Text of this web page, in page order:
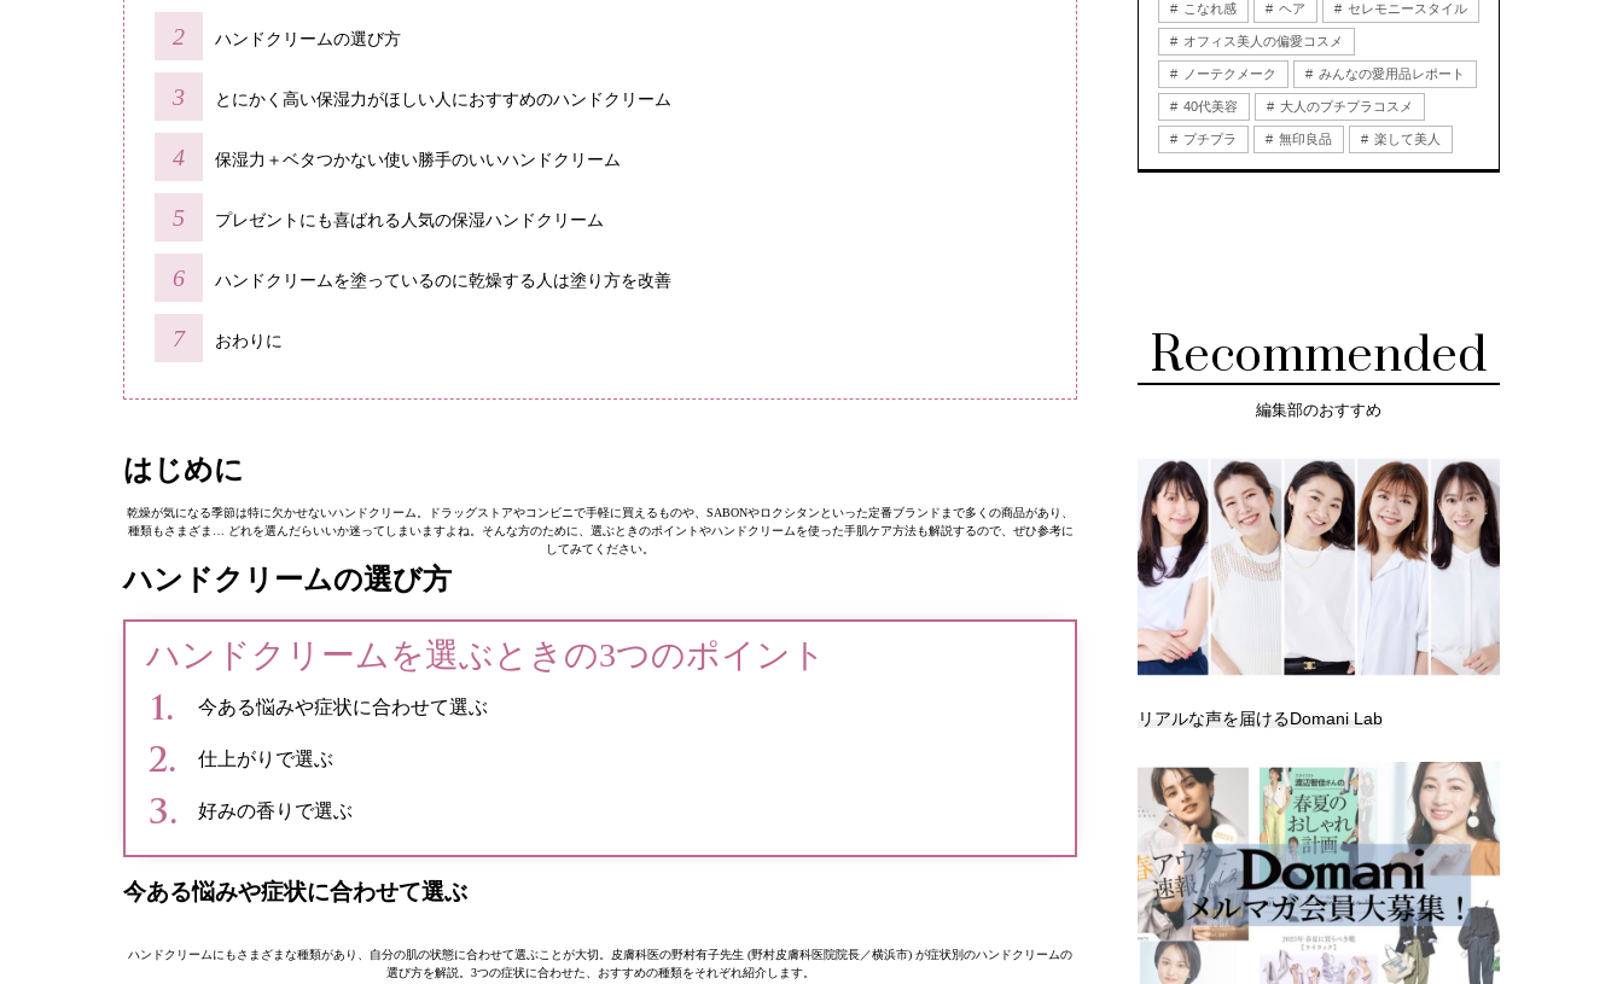
ハンドクリームの選び方
とにかく高い保湿力がほしい人におすすめのハンドクリーム
保湿力＋ベタつかない使い勝手のいいハンドクリーム
プレゼントにも喜ばれる人気の保湿ハンドクリーム
ハンドクリームを塗っているのに乾燥する人は塗り方を改善
おわりに
はじめに
乾燥が気になる季節は特に欠かせないハンドクリーム。ドラッグストアやコンビニで手軽に買えるものや、SABONやロクシタンといった定番ブランドまで多くの商品があり、
種類もさまざま… どれを選んだらいいか迷ってしまいますよね。そんな方のために、選ぶときのポイントやハンドクリームを使った手肌ケア方法も解説するので、ぜひ参考に
してみてください。
ハンドクリームの選び方
ハンドクリームを選ぶときの3つのポイント
今ある悩みや症状に合わせて選ぶ
仕上がりで選ぶ
好みの香りで選ぶ
今ある悩みや症状に合わせて選ぶ
ハンドクリームにもさまざまな種類があり、自分の肌の状態に合わせて選ぶことが大切。皮膚科医の野村有子先生 (野村皮膚科医院院長／横浜市) が症状別のハンドクリームの
選び方を解説。3つの症状に合わせた、おすすめの種類をそれぞれ紹介します。
こなれ感 ヘア セレモニースタイル
オフィス美人の偏愛コスメ
ノーテクメーク みんなの愛用品レポート
40代美容 大人のプチプラコスメ
プチプラ 無印良品 楽して美人
Recommended
編集部のおすすめ
リアルな声を届けるDomani Lab